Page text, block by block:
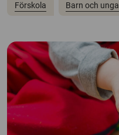
Förskola Barn och unga